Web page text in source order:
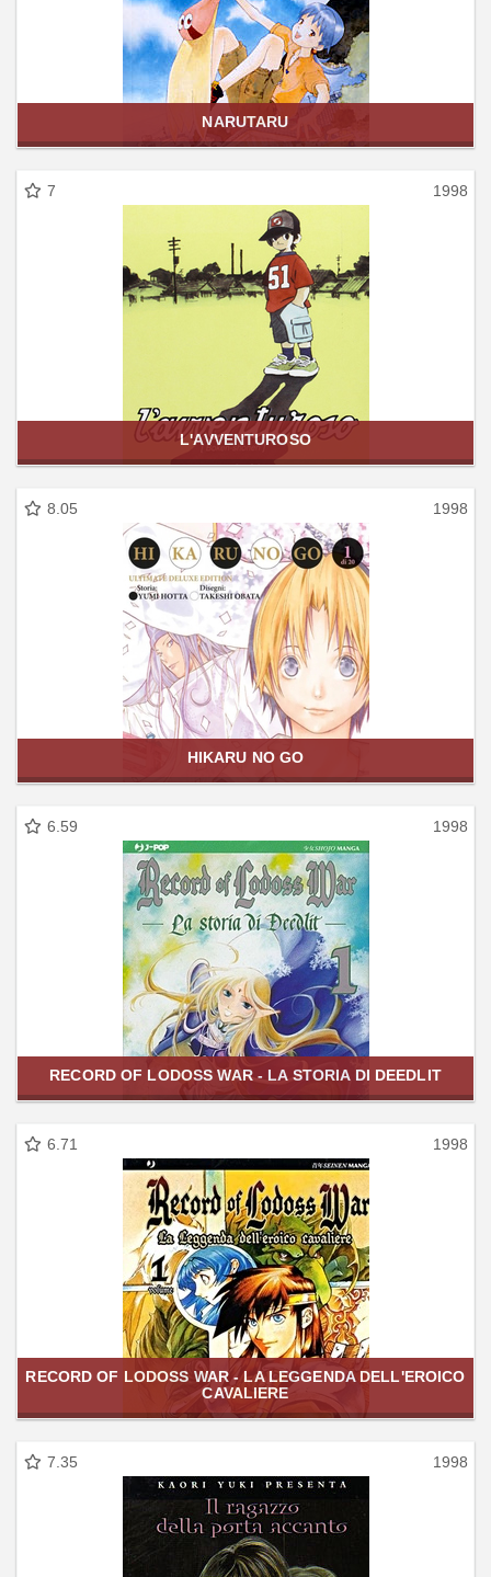
NARUTARU
7 1998
L'AVVENTUROSO
8.05 1998
HIKARU NO GO
6.59 1998
RECORD OF LODOSS WAR - LA STORIA DI DEEDLIT
6.71 1998
RECORD OF LODOSS WAR - LA LEGGENDA DELL'EROICO
CAVALIERE
7.35 1998